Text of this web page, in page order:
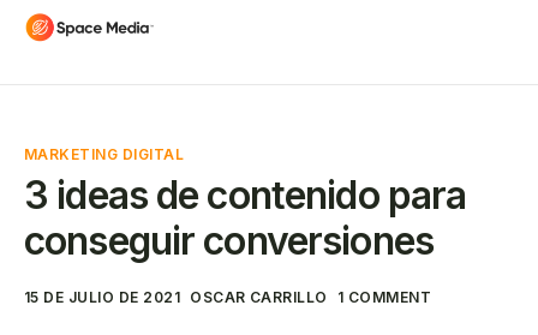
MARKETING DIGITAL
3 ideas de contenido para
conseguir conversiones
15 DE JULIO DE 2021 OSCAR CARRILLO 1 COMMENT